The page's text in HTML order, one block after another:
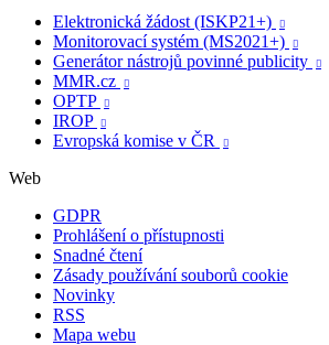
Elektronická žádost (ISKP21+)

Monitorovací systém (MS2021+) 
Generátor nástrojů povinné publicity 
MMR.cz 
OPTP 
IROP 
Evropská komise v ČR 
Web
GDPR
Prohlášení o přístupnosti
Snadné čtení
Zásady používání souborů cookie
Novinky
RSS
Mapa webu